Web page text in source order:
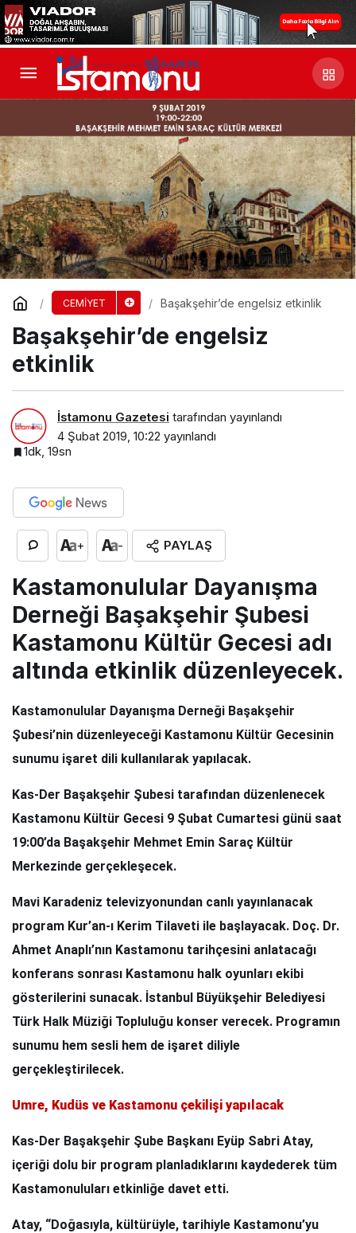
CEMİYET Başakşehir’de engelsiz etkinlik
Başakşehir’de engelsiz
etkinlik
İstamonu Gazetesi tarafından yayınlandı
4 Şubat 2019, 10:22 yayınlandı
1dk, 19sn
+ - PAYLAŞ
Kastamonulular Dayanışma
Derneği Başakşehir Şubesi
Kastamonu Kültür Gecesi adı
altında etkinlik düzenleyecek.
Kastamonulular Dayanışma Derneği Başakşehir
Şubesi’nin düzenleyeceği Kastamonu Kültür Gecesinin
sunumu işaret dili kullanılarak yapılacak.
Kas-Der Başakşehir Şubesi tarafından düzenlenecek
Kastamonu Kültür Gecesi 9 Şubat Cumartesi günü saat
19:00’da Başakşehir Mehmet Emin Saraç Kültür
Merkezinde gerçekleşecek.
Mavi Karadeniz televizyonundan canlı yayınlanacak
program Kur’an-ı Kerim Tilaveti ile başlayacak. Doç. Dr.
Ahmet Anaplı’nın Kastamonu tarihçesini anlatacağı
konferans sonrası Kastamonu halk oyunları ekibi
gösterilerini sunacak. İstanbul Büyükşehir Belediyesi
Türk Halk Müziği Topluluğu konser verecek. Programın
sunumu hem sesli hem de işaret diliyle
gerçekleştirilecek.
Umre, Kudüs ve Kastamonu çekilişi yapılacak
Kas-Der Başakşehir Şube Başkanı Eyüp Sabri Atay,
içeriği dolu bir program planladıklarını kaydederek tüm
Kastamonuluları etkinliğe davet etti.
Atay, “Doğasıyla, kültürüyle, tarihiyle Kastamonu’yu